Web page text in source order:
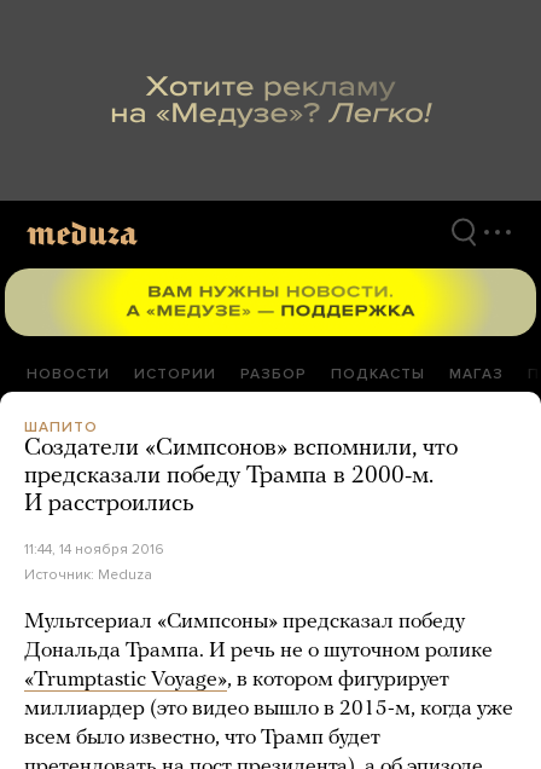
НОВОСТИ ИСТОРИИ РАЗБОР ПОДКАСТЫ МАГАЗ
ШАПИТО
Создатели «Симпсонов» вспомнили, что
предсказали победу Трампа в 2000-м.
И расстроились
11:44, 14 ноября 2016
Источник: Meduza
Мультсериал «Симпсоны» предсказал победу
Дональда Трампа. И речь не о шуточном ролике
«Trumptastic Voyage», в котором фигурирует
миллиардер (это видео вышло в 2015-м, когда уже
всем было известно, что Трамп будет